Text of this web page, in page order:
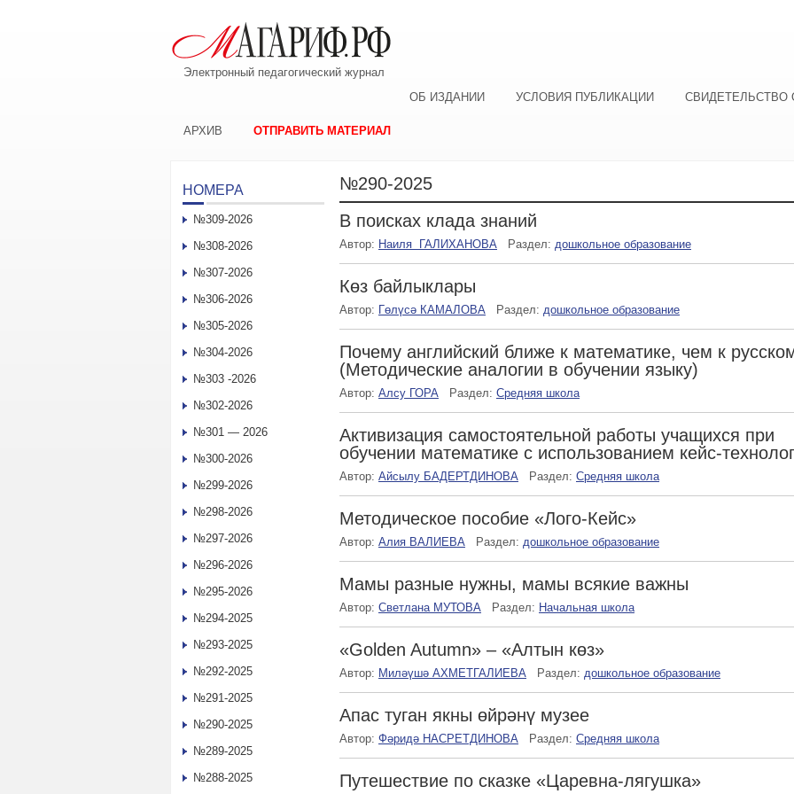
Электронный педагогический журнал
ОБ ИЗДАНИИ
УСЛОВИЯ ПУБЛИКАЦИИ СВИДЕТЕЛЬСТВО
АРХИВ ОТПРАВИТЬ МАТЕРИАЛ
№290-2025
В поисках клада знаний
Автор: Наиля ГАЛИХАНОВА Раздел: дошкольное образование
Көз байлыклары
Автор: Гөлүсә КАМАЛОВА Раздел: дошкольное образование
Почему английский ближе к математике, чем к
(Методические аналогии в обучении языку)
Автор: Алсу ГОРА Раздел: Средняя школа
Активизация самостоятельной работы учащихся при
обучении математике с использованием кейс-
Автор: Айсылу БАДЕРТДИНОВА Раздел: Средняя школа
Методическое пособие «Лого-Кейс»
Автор: Алия ВАЛИЕВА Раздел: дошкольное образование
Мамы разные нужны, мамы всякие важны
Автор: Светлана МУТОВА Раздел: Начальная школа
«Golden Autumn» – «Алтын көз»
Автор: Миләүшә АХМЕТГАЛИЕВА Раздел: дошкольное образование
Апас туган якны өйрәнү музее
Автор: Фәридә НАСРЕТДИНОВА Раздел: Средняя школа
Путешествие по сказке «Царевна-лягушка»
НОМЕРА
№309-2026
№308-2026
№307-2026
№306-2026
№305-2026
№304-2026
№303 -2026
№302-2026
№301 — 2026
№300-2026
№299-2026
№298-2026
№297-2026
№296-2026
№295-2026
№294-2025
№293-2025
№292-2025
№291-2025
№290-2025
№289-2025
№288-2025